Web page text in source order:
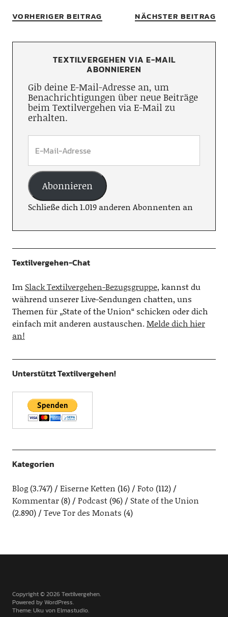
VORHERIGER BEITRAG NÄCHSTER BEITRAG
TEXTILVERGEHEN VIA E-MAIL
ABONNIEREN
Gib deine E-Mail-Adresse an, um
Benachrichtigungen über neue Beiträge
beim Textilvergehen via E-Mail zu
erhalten.
Abonnieren
Schließe dich 1.019 anderen Abonnenten an
Textilvergehen-Chat
Im Slack Textilvergehen-Bezugsgruppe, kannst du
während unserer Live-Sendungen chatten, uns
Themen für „State of the Union“ schicken oder dich
einfach mit anderen austauschen.Melde dich hier
an!
Unterstützt Textilvergehen!
Kategorien
Blog(3.747) Eiserne Ketten (16) Foto (112)
Kommentar(8) Podcast(96)
State of the Union
(2.890)
Teve Tor des Monats (4)
Copyright © 2026 Textilvergehen
Powered byWordPress
Theme: Uku vonElmastudio